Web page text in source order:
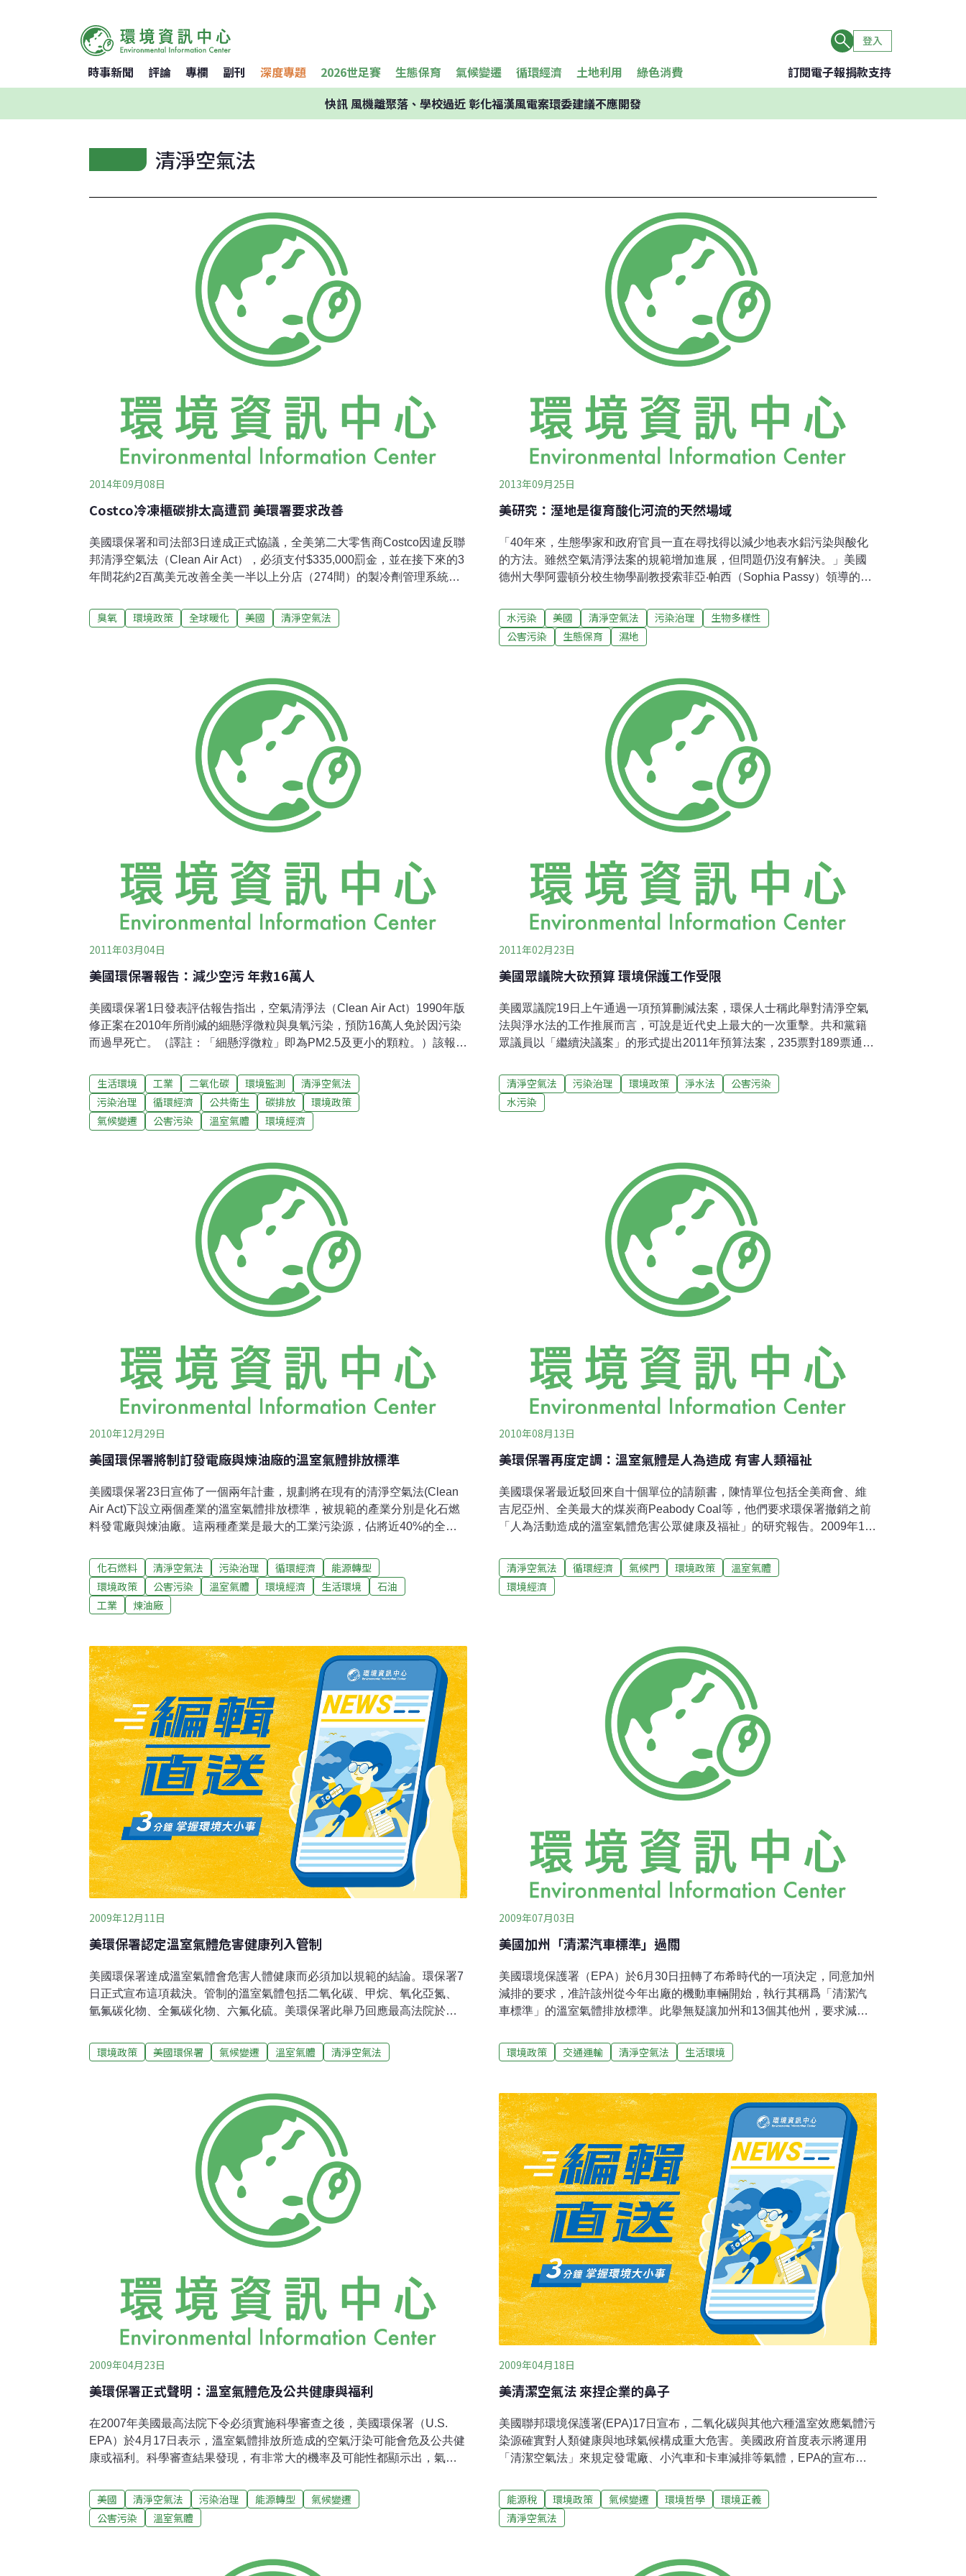
登入
時事新聞 評論 專欄 副刊 深度專題 2026世足賽 生態保育 氣候變遷 循環經濟 土地利用 綠色消費 訂閱電子報捐款支持
快訊風機離聚落、學校過近 彰化福漢風電案環委建議不應開發
清淨空氣法
2014年09月08日
Costco冷凍櫃碳排太高遭罰 美環署要求改善
美國環保署和司法部3日達成正式協議，全美第二大零售商Costco因違反聯
邦清淨空氣法（Clean Air Act），必須支付$335,000罰金，並在接下來的3
年間花約2百萬美元改善全美一半以上分店（274間）的製冷劑管理系統，
合格 冷媒外洩將加速暖化R-22冷媒是一種強力溫室氣體，其全球暖化效應
是二氧化碳的1700倍。根據協議，Costco必須改善30間分店的商用製冷設
淨空氣法第六章規定，商業製冷設備所有者和營運者，若製冷設備有超過
50磅臭氧破壞製冷劑且每年滲漏率超過35%者，必須在30天內修復滲漏。
Costco還必須在3年內於所有分店安裝使用環境友善的乙二醇二迴路冷卻系
臭氧 環境政策 全球暖化 美國 清淨空氣法
2013年09月25日
美研究：溼地是復育酸化河流的天然場域
「40年來，生態學家和政府官員一直在尋找得以減少地表水鋁污染與酸化
的方法​​。雖然空氣清淨法案的規範增加進展，但問題仍沒有解決。」美國
德州大學阿靈頓分校生物學副教授索菲亞‧帕西（Sophia Passy）領導的研
（brownification）」，註1），對淡水生態系統有正面的效益。帕西說，
「將來復原酸化問題的工作，將會考慮使用濕地作為恢復河川健康的自然
方式。」紐約州東北方的阿迪朗達克森林保護區（Adirondack Forest
流、湖泊和土壤正持續酸化。研究小組在年度幾個酸性沈降（Acid
Deposition）的關鍵時期，在此保護區192處河流收集637個樣本，將矽藻
或藻類的生物多樣性狀況與有機和無機酸的濃度做比較。結果發現，有連
結濕地的河流，具有較高的有機質，使
水污染 美國 清淨空氣法 污染治理
生物多樣性
公害污染
生態保育 濕地
2011年03月04日
美國環保署報告：減少空污 年救16萬人
美國環保署1日發表評估報告指出，空氣清淨法（Clean Air Act）1990年版
修正案在2010年所削減的細懸浮微粒與臭氧污染，預防16萬人免於因污染
而過早死亡。（譯註：「細懸浮微粒」即為PM2.5及更小的顆粒。）該報告
影響。報告並推斷，到了2020年，修正案遏止細懸浮微粒與地面臭氧污染
所獲得的效益，將到達約2兆美元，單在2020年便可挽救23萬民眾死亡。
削減大氣懸浮微粒後，相關的過早死亡案例因而減少，此所獲得的效益約
佔2兆美元中的85%。環保署的這份報告經過廣泛的審查，也納入空氣清淨
員會是由經濟學家、科學家與公衛專家組成的獨立小組，由國會於1991年
成立。「空氣清淨法施行數十年以來的成功經驗，協助數百萬美國人
生活環境 工業 二氧化碳 環境監測
清淨空氣法
污染治理
循環經濟 公共衛生 碳排放
環境政策
氣候變遷
公害污染 溫室氣體 環境經濟
2011年02月23日
美國眾議院大砍預算 環境保護工作受限
美國眾議院19日上午通過一項預算刪減法案，環保人士稱此舉對清淨空氣
法與淨水法的工作推展而言，可說是近代史上最大的一次重擊。共和黨籍
眾議員以「繼續決議案」的形式提出2011年預算法案，235票對189票通
本大幅刪減聯邦預算計畫中的610億美元支出，作為政府在剩餘財政年度中
的運作資金。這項預算案不僅大砍環保署1/3的預算，更以表決方式禁止環
保署針對煤炭火力電廠與煉油廠的監測計畫，這項計畫自1月2日開始，目
源。對在眾議院掌握多數席位的共和黨而言，此法案旨在於削減政府開
支。眾議院發言人約翰‧博納(John Boehner)在同日的聲明中表示：「本
週，是多年來首次眾議院能夠行使其意志，最後做到了美國史上最大
清淨空氣法 污染治理 環境政策 淨水法
公害污染
水污染
2010年12月29日
美國環保署將制訂發電廠與煉油廠的溫室氣體排放標準
美國環保署23日宣佈了一個兩年計畫，規劃將在現有的清淨空氣法(Clean
Air Act)下設立兩個產業的溫室氣體排放標準，被規範的產業分別是化石燃
料發電廠與煉油廠。這兩種產業是最大的工業污染源，佔將近40%的全美
院，但最後並未獲參院投票支持，草案內容規定了溫室氣體的排放總量，
並且建立了排放許可證的市場交易機制。美國環保署的空氣與輻射辦公室
副主任麥卡錫(Gina McCarthy)在23日舉辦的電話會議中向記者表示，美國
環保署的法規將不會設立總量管制與交易(cap and trade)計畫。麥卡錫表
法的領域。」這兩個產業的標準訂定流程分別由兩項法定協議內容所規
範，這兩份法定協議是由美國環保署與數個州，當地政府以及對布希當政
時期的美國環保署提告的環保組織之間所訂。布
化石燃料 清淨空氣法 污染治理 循環經濟
能源轉型
環境政策
公害污染 溫室氣體 環境經濟 生活環境
石油
工業
煉油廠
2010年08月13日
美環保署再度定調：溫室氣體是人為造成 有害人類福祉
美國環保署最近駁回來自十個單位的請願書，陳情單位包括全美商會、維
吉尼亞州、全美最大的煤炭商Peabody Coal等，他們要求環保署撤銷之前
「人為活動造成的溫室氣體危害公眾健康及福祉」的研究報告。2009年11
發生的，並且危害人類健康及自然環境。這樣的結論促使當局援用清淨空
氣法(Clean Air Act)規範溫室氣體的排放。但請願團體主張氣候科學不可
信，並強調讓IPCC、美國國家科學院、美國全球氣候變遷研究成果受質疑
署更告明確表示「氣候暖化是確實可信、真實的，也在持續加劇中」。美
國環保署署長潔克森(Lisa Jackson)表示，「我們的根據是來自世界各地及
美國的科學性報告、資料及數據。而反對者
清淨空氣法 循環經濟 氣候門 環境政策
溫室氣體
環境經濟
2009年12月11日
美環保署認定溫室氣體危害健康列入管制
美國環保署達成溫室氣體會危害人體健康而必須加以規範的結論。環保署7
日正式宣布這項裁決。管制的溫室氣體包括二氧化碳、甲烷、氧化亞氮、
氫氟碳化物、全氟碳化物、六氟化硫。美環保署此舉乃回應最高法院於
排放前，必須確定溫室氣體排放是否為危害公眾健康和福祉的空污。一但
認定其有害，環保署必須制訂溫室氣體限排措施。※資料來源 ※本文出自環
環境政策 美國環保署 氣候變遷 溫室氣體 清淨空氣法
2009年07月03日
美國加州「清潔汽車標準」過關
美國環境保護署（EPA）於6月30日扭轉了布希時代的一項決定，同意加州
減排的要求，准許該州從今年出廠的機動車輛開始，執行其稱爲「清潔汽
車標準」的溫室氣體排放標準。此擧無疑讓加州和13個其他州，要求減少
權力，執行比聯邦政府更嚴格的機動車輛空氣污染標準。不過前提須事先
徵得環保署同意，放棄聯邦所設立的標準。如此一來，加州自訂的規則才
提案的適當性。環保署於2009年1月21日收到一封加州的來信。信中提出
若干訴求要求署長潔克森（Lisa Jackson）重新審核否決提案的原因。清潔
空氣法案賦予環保署足夠的權力，准許加州為因應其嚴峻的空氣污染問
題，針對新的機動車輛採用自訂的廢氣排放標準。一旦環保署承認加州的
提案請求，其他各州也可以自行仿效。歐巴馬總統于5月19日宣布一項協議
環境政策 交通運輸 清淨空氣法 生活環境
2009年04月23日
美環保署正式聲明：溫室氣體危及公共健康與福利
在2007年美國最高法院下令必須實施科學審查之後，美國環保署（U.S.
EPA）於4月17日表示，溫室氣體排放所造成的空氣汙染可能會危及公共健
康或福利。科學審查結果發現，有非常大的機率及可能性都顯示出，氣候
空氣法》所指稱的「公共健康與福利」當中，溫室氣體就是危害我們公共
健康與福利的元凶。同時，科學審查結果也證實了有六大溫室氣體所可能
造成的危害最大，包括二氧化碳（carbon dioxide）、甲烷（methane）、
碳化物（perfluorocarbons）、以及六氟化硫（sulfur hexafluoride）等，這
美國 清淨空氣法 污染治理 能源轉型
氣候變遷
公害污染
溫室氣體
2009年04月18日
美清潔空氣法 來捏企業的鼻子
美國聯邦環境保護署(EPA)17日宣布，二氧化碳與其他六種溫室效應氣體污
染源確實對人類健康與地球氣候構成重大危害。美國政府首度表示將運用
「清潔空氣法」來規定發電廠、小汽車和卡車減排等氣體，EPA的宣布也
今天公布的這類結論，因為這種觀點會引發改變政策以適應新減排標準的
壓力，而減排可能增加企業界的成本，轉而傷害美國經濟。美國聯邦最高
法院曾於2007年4月諭令聯邦政府環保單位檢討溫室氣體是否危害大眾健康
制，但布希政府強烈反對用「清潔空氣法」處理氣候變遷問題。EPA現在
能源稅 環境政策 氣候變遷 環境哲學
環境正義
清淨空氣法